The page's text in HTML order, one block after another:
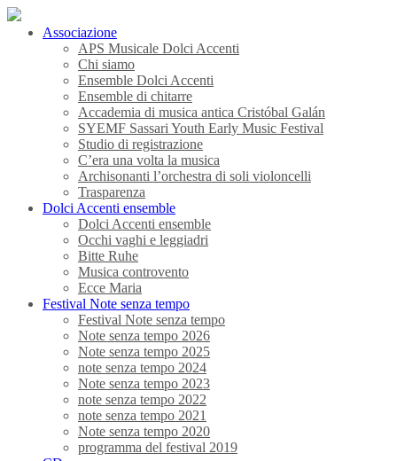
Associazione
APS Musicale Dolci Accenti
Chi siamo
Ensemble Dolci Accenti
Ensemble di chitarre
Accademia di musica antica Cristóbal Galán
SYEMF Sassari Youth Early Music Festival
Studio di registrazione
C’era una volta la musica
Archisonanti l’orchestra di soli violoncelli
Trasparenza
Dolci Accenti ensemble
Dolci Accenti ensemble
Occhi vaghi e leggiadri
Bitte Ruhe
Musica controvento
Ecce Maria
Festival Note senza tempo
Festival Note senza tempo
Note senza tempo 2026
Note senza tempo 2025
note senza tempo 2024
Note senza tempo 2023
note senza tempo 2022
note senza tempo 2021
Note senza tempo 2020
programma del festival 2019